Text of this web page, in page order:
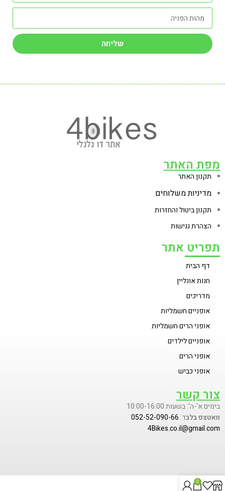
שליחה
מפת האתר
תקנון האתר
מדיניות משלוחים
תקנון ביטול והחזרות
הצהרת נגישות
תפריט אתר
דף הבית
חנות אונליין
מדריכים
אופניים חשמליות
אופני הרים חשמליות
אופניים לילדים
אופני הרים
אופני כביש
צור קשר
בימים א'-ה': בשעות 10:00-16:00
וואטצפ בלבד: 052-52-090-66
4Bikes.co.il@gmail.com
0